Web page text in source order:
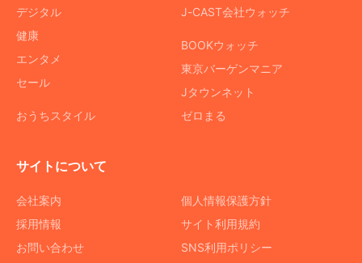
デジタル
健康
エンタメ
セール
おうちスタイル
J-CAST会社ウォッチ
BOOKウォッチ
東京バーゲンマニア
Jタウンネット
ゼロまる
サイトについて
会社案内
採用情報
お問い合わせ
個人情報保護方針
サイト利用規約
SNS利用ポリシー